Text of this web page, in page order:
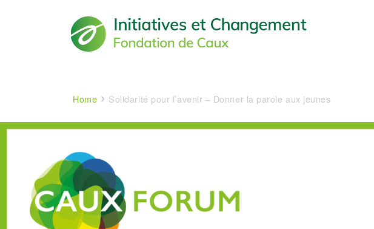
Breadcrumb
Home Solidarité pour l’avenir – Donner la parole aux jeunes